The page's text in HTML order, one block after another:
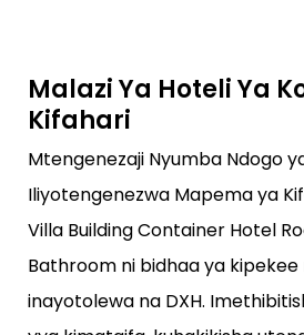
Malazi Ya Hoteli Ya
Kifahari
Mtengenezaji Nyumba Ndogo
Iliyotengenezwa Mapema ya
Villa Building Container Hotel
Bathroom ni bidhaa ya kipekee
inayotolewa na DXH.